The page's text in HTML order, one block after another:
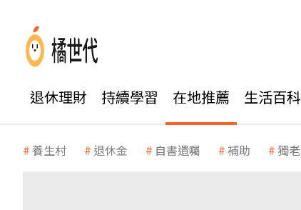
退休理財 持續學習 在地推薦 生活百科
養生村 退休金 自書遺囑 補助 獨老